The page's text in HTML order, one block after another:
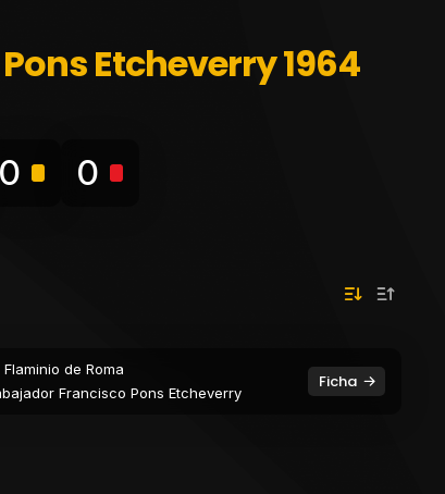
Etcheverry 1964
0 0
de Roma
Francisco Pons Etcheverry
Ficha